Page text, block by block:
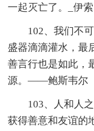
一起灭亡了。_伊索
102、我们不
盛器滴滴灌水，最
善言行也是如此，
源。——鲍斯韦尔
103、人和人
获得善意和友谊